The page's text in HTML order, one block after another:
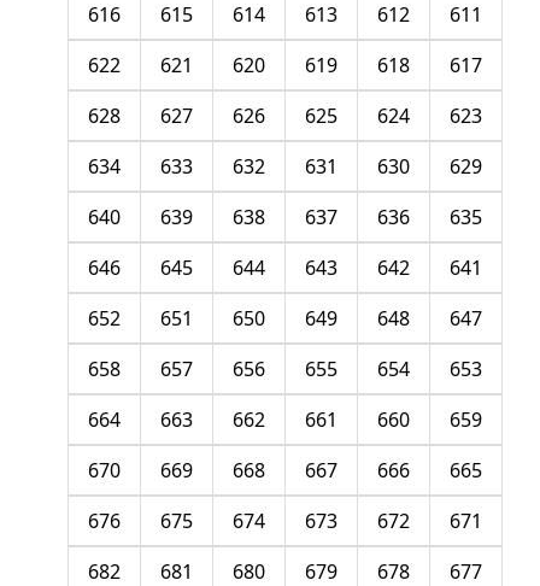
611
612
613
614
615
616
617
618
619
620
621
622
623
624
625
626
627
628
629
630
631
632
633
634
635
636
637
638
639
640
641
642
643
644
645
646
647
648
649
650
651
652
653
654
655
656
657
658
659
660
661
662
663
664
665
666
667
668
669
670
671
672
673
674
675
676
677
678
679
680
681
682